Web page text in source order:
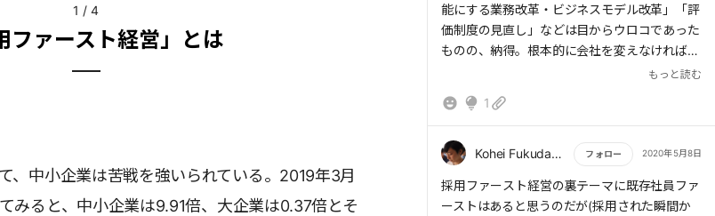
1 / 4
ファースト経営」とは
、中小企業は苦戦を強いられている。2019年3月
みると、中小企業は9.91倍、大企業は0.37倍とそ
能にする業務改革・ビジネスモデル改革」「評
価制度の見直し」などは目からウロコであった
ものの、納得。根本的に会社を変えなければ、
入ってくる人材も変わらないのだなと。採用に
が持っておきたい考え方だと感じた。
もっと読む
1
Kohei Fukuda(Nye) フォロー 2020年5月8日
もっと読む
採用ファースト経営の裏テーマに既存社員ファ
ーストはあると思うのだが(採用された瞬間か